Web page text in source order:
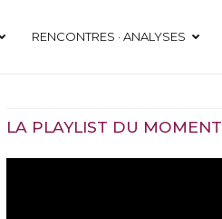
RENCONTRES · ANALYSES
LA PLAYLIST DU MOMENT